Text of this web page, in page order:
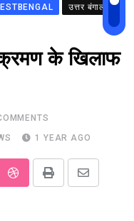
उत्तर बंगाल
के खिलाफ
1 YEAR AGO
StumbleUpon
Print
Share